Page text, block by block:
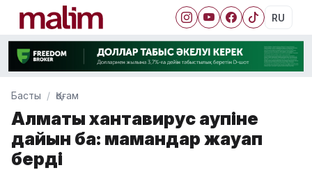
RU
Басты Қоғам
Алматы хантавирус қаупіне
дайын ба: мамандар жауап
берді